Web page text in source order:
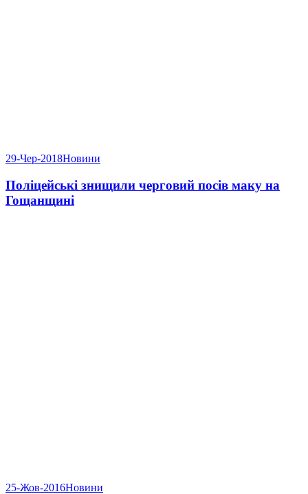
29-Чер-2018Новини
Поліцейські знищили черговий посів маку на
Гощанщині
25-Жов-2016Новини